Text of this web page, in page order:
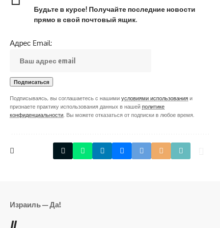
Будьте в курсе! Получайте последние новости
прямо в свой почтовый ящик.
Адрес Email:
Подписываясь, вы соглашаетесь с нашими условиями использования и
признаете практику использования данных в нашей политике
конфиденциальности . Вы можете отказаться от подписки в любое время.
Израиль — Да!